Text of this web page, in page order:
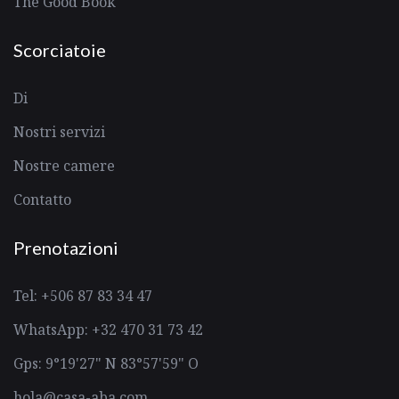
Scorciatoie
Di
Nostri servizi
Nostre camere
Contatto
Prenotazioni
Tel: +506 87 83 34 47
WhatsApp: +32 470 31 73 42
Gps: 9°19'27" N 83°57'59" O